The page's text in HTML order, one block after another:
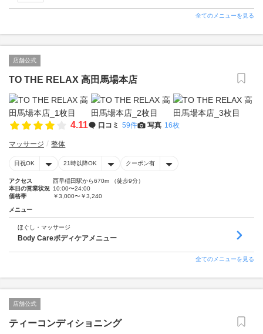
全てのメニューを見る
店舗公式
TO THE RELAX 高田馬場本店
4.11 口コミ 59件 写真 16枚
マッサージ 整体
日祝OK 21時以降OK クーポン有
アクセス
西早稲田駅から670m （徒歩9分）
本日の営業状況 10:00〜24:00
価格帯
￥3,000〜￥3,240
メニュー
ほぐし・マッサージ
Body Careボディケアメニュー
全てのメニューを見る
店舗公式
ティーコンディショニング